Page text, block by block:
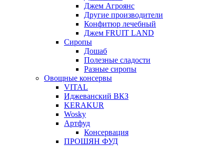
Джем Агроянс
Другие производители
Конфитюр лечебный
Джем FRUIT LAND
Сиропы
Дошаб
Полезные сладости
Разные сиропы
Овощные консервы
VITAL
Иджеванский ВКЗ
KERAKUR
Wosky
Артфуд
Консервация
ПРОШЯН ФУД